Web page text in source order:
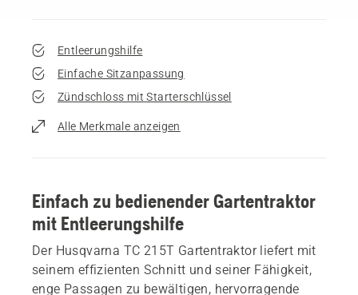
Entleerungshilfe
Einfache Sitzanpassung
Zündschloss mit Starterschlüssel
Alle Merkmale anzeigen
Einfach zu bedienender Gartentraktor
mit Entleerungshilfe
Der Husqvarna TC 215T Gartentraktor liefert mit
seinem effizienten Schnitt und seiner Fähigkeit,
enge Passagen zu bewältigen, hervorragende